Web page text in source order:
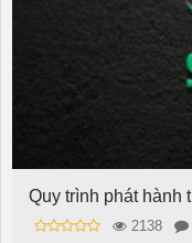
Quy trình phát hành
2138